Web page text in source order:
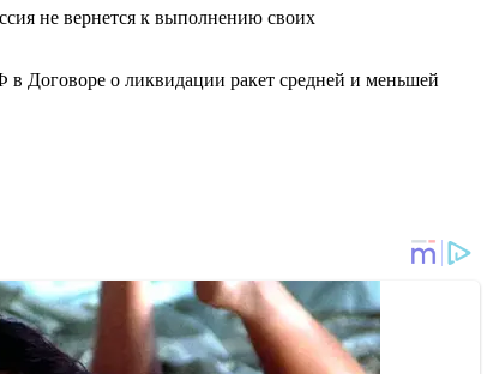
не вернется к выполнению своих
в Договоре о ликвидации ракет средней и меньшей